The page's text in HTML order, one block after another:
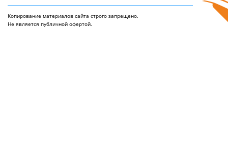
Копирование материалов сайта строго запрещено.
Не является публичной офертой.